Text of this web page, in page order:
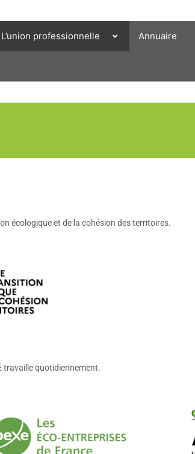
L’union professionnelle Annuaire
écologique et de la cohésion des territoires.
travaille quotidiennement.